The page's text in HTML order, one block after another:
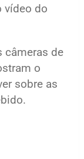
vídeo do
câmeras de
o
sobre as